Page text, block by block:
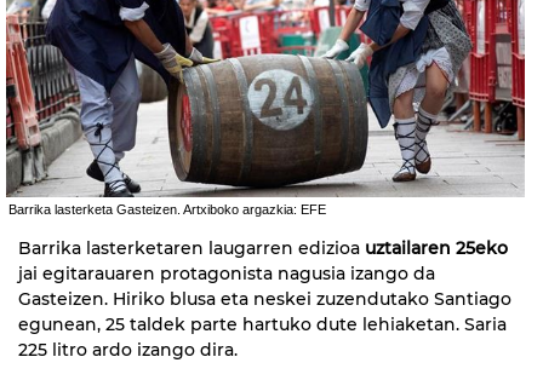
Barrika lasterketa Gasteizen. Artxiboko argazkia: EFE
Barrika lasterketaren laugarren edizioa uztailaren 25eko
jai egitarauaren protagonista nagusia izango da
Gasteizen. Hiriko blusa eta neskei zuzendutako Santiago
egunean, 25 taldek parte hartuko dute lehiaketan. Saria
225 litro ardo izango dira.